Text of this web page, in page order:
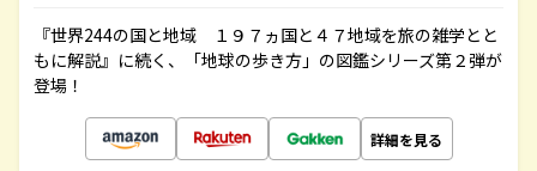
『世界244の国と地域 １９７ヵ国と４７地域を旅の雑学とと
もに解説』に続く、「地球の歩き方」の図鑑シリーズ第２弾が
登場！
詳細を見る